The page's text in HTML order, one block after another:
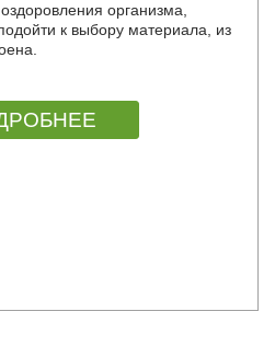
организма,
к выбору материала, из